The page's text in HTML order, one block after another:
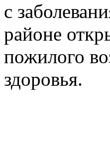
с
районе
пожилого
здоровья.